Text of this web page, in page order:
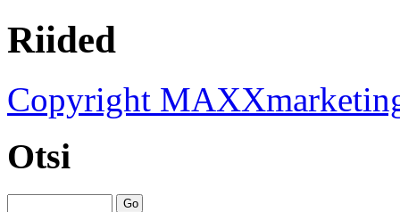
Riided
Copyright
Otsi